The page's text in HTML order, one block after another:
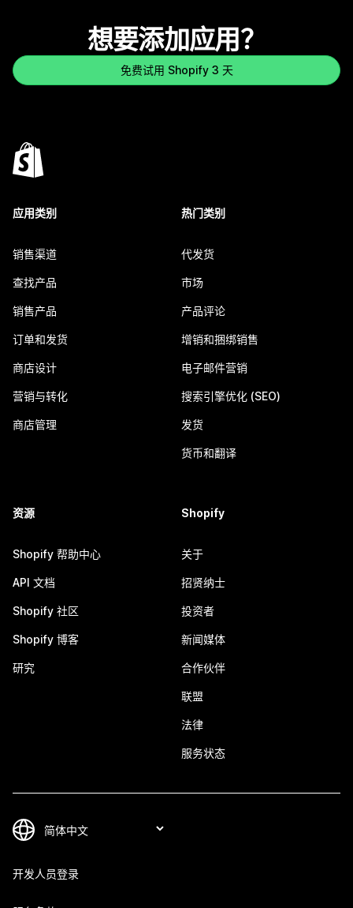
想要添加应用？
免费试用 Shopify 3 天
应用类别
销售渠道
查找产品
销售产品
订单和发货
商店设计
营销与转化
商店管理
热门类别
代发货
市场
产品评论
增销和捆绑销售
电子邮件营销
搜索引擎优化 (SEO)
发货
货币和翻译
资源
Shopify 帮助中心
API 文档
Shopify 社区
Shopify 博客
研究
Shopify
关于
招贤纳士
投资者
新闻媒体
合作伙伴
联盟
法律
服务状态
开发人员登录